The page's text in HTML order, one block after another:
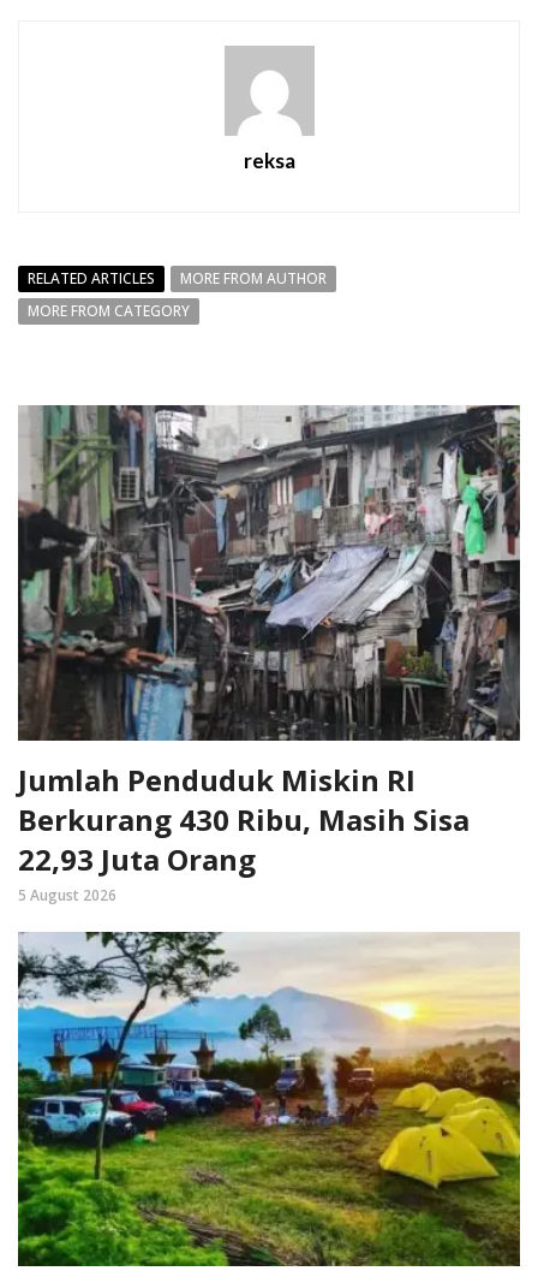
reksa
RELATED ARTICLES
MORE FROM AUTHOR
MORE FROM CATEGORY
Jumlah Penduduk Miskin RI
Berkurang 430 Ribu, Masih Sisa
22,93 Juta Orang
5 August 2026